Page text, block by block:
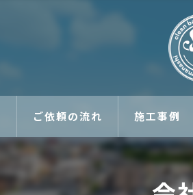
ご依頼の流れ 施工事例